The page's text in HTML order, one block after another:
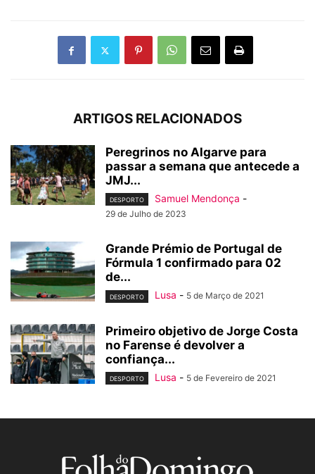
ARTIGOS RELACIONADOS
Peregrinos no Algarve para
passar a semana que antecede a
JMJ...
DESPORTO Samuel Mendonça -
29 de Julho de 2023
Grande Prémio de Portugal de
Fórmula 1 confirmado para 02
de...
DESPORTO Lusa - 5 de Março de 2021
Primeiro objetivo de Jorge Costa
no Farense é devolver a
confiança...
DESPORTO Lusa - 5 de Fevereiro de 2021